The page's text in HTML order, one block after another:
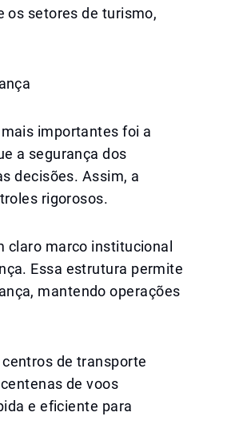
os setores de turismo,
importantes foi a
a segurança dos
decisões. Assim, a
rigorosos.
claro marco institucional
Essa estrutura permite
mantendo operações
de transporte
de voos
e eficiente para